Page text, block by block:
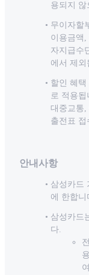
용되지 않
무이자할
이용금액,
자지급수
에서 제외
할인 혜택
로 적용됩
대중교통,
출전표 접
안내사항
삼성카드
에 한합니
삼성카드
다.